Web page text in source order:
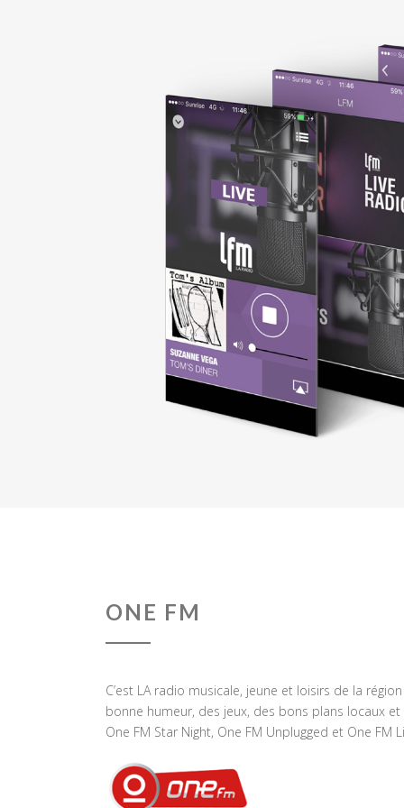
ONE FM
C’est LA radio musicale, jeune et loisirs de la
bonne humeur, des jeux, des bons plans locaux
One FM Star Night, One FM Unplugged et One FM